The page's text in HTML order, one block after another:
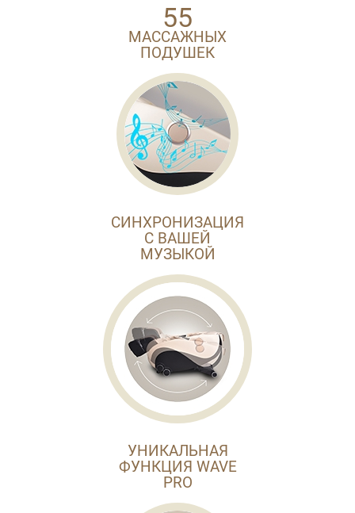
55
МАССАЖНЫХ
ПОДУШЕК
СИНХРОНИЗАЦИЯ
С ВАШЕЙ
МУЗЫКОЙ
УНИКАЛЬНАЯ
ФУНКЦИЯ WAVE
PRO